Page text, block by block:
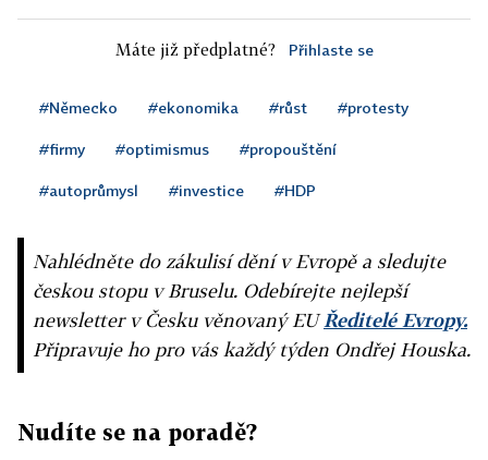
Máte již předplatné? Přihlaste se
#Německo #ekonomika #růst #protesty
#firmy #optimismus #propouštění
#autoprůmysl #investice #HDP
Nahlédněte do zákulisí dění v Evropě a sledujte
českou stopu v Bruselu. Odebírejte nejlepší
newsletter v Česku věnovaný EUŘeditelé Evropy.
Připravuje ho pro vás každý týden Ondřej Houska.
Nudíte se na poradě?